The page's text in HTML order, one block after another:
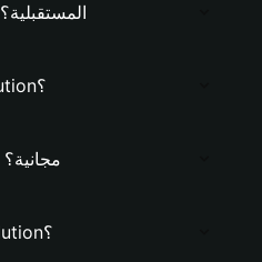
ما إمكانات memelution المستقبلية؟
هل سيرتفع سعر memelution؟
هل محفظة memelution مجانية؟
ما هي قيمة عملة memelution؟